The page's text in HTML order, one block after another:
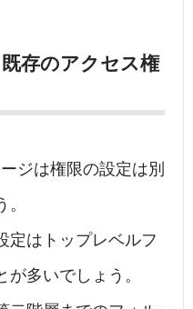
存のアクセス権
ジは権限の設定は別
定はトップレベルフ
多いでしょう。